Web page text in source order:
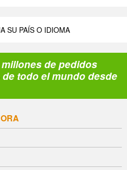
SU PAÍS O IDIOMA
de pedidos
todo el mundo desde